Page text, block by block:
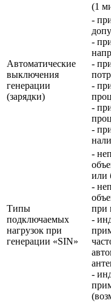
(1
Автоматические
выключения
генерации
(зарядки)
-
-
-
-
-
-
Типы
подключаемых
нагрузок при
генерации «SIN»
-
или
-
при
-
-